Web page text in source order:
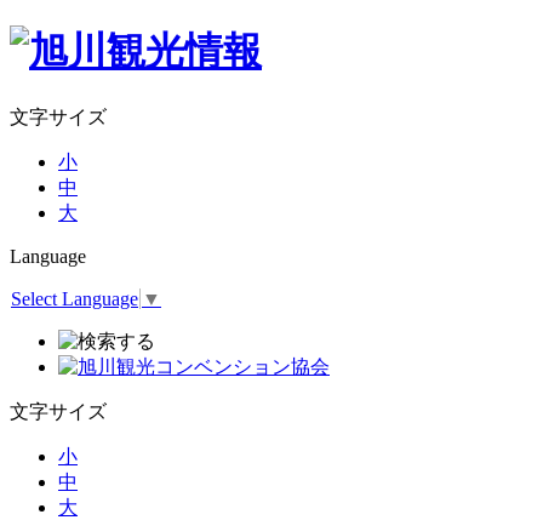
文字サイズ
小
中
大
Language
Select Language ▼
文字サイズ
小
中
大